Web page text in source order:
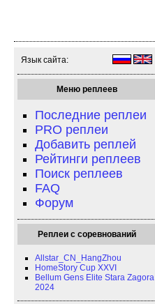
Язык сайта:
Меню реплеев
Последние реплеи
PRO реплеи
Добавить реплей
Рейтинги реплеев
Поиск реплеев
FAQ
Форум
Реплеи с соревнований
Allstar_CN_HangZhou
HomeStory Cup XXVI
Bellum Gens Elite Stara Zagora
2024